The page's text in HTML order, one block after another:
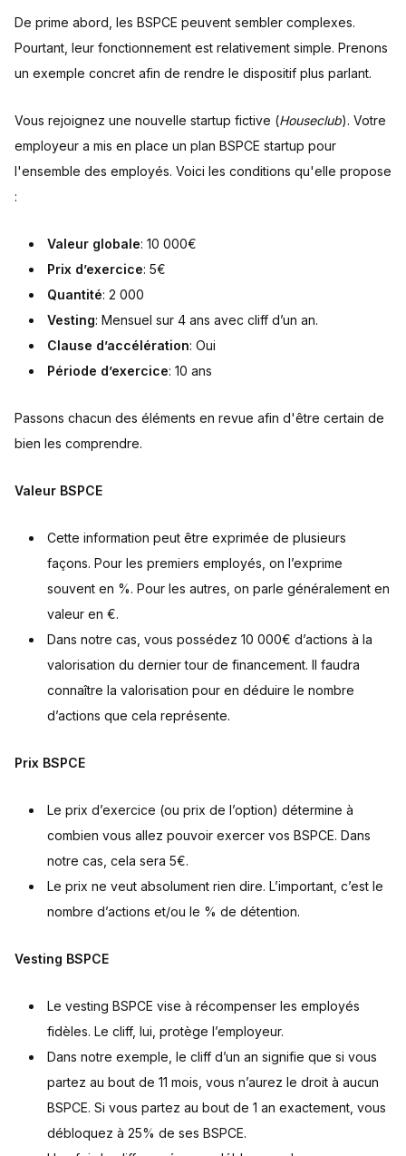
De prime abord, les BSPCE peuvent sembler complexes.
Pourtant, leur fonctionnement est relativement simple. Prenons
un exemple concret afin de rendre le dispositif plus parlant.
Vous rejoignez une nouvelle startup fictive (Houseclub). Votre
employeur a mis en place un plan BSPCE startup pour
l'ensemble des employés. Voici les conditions qu'elle propose
:
Valeur globale: 10 000€
Prix d’exercice: 5€
Quantité: 2 000
Vesting: Mensuel sur 4 ans avec cliff d’un an.
Clause d’accélération: Oui
Période d’exercice: 10 ans
Passons chacun des éléments en revue afin d'être certain de
bien les comprendre.
Valeur BSPCE
Cette information peut être exprimée de plusieurs
façons. Pour les premiers employés, on l’exprime
souvent en %. Pour les autres, on parle généralement en
valeur en €.
Dans notre cas, vous possédez 10 000€ d’actions à la
valorisation du dernier tour de financement. Il faudra
connaître la valorisation pour en déduire le nombre
d’actions que cela représente.
Prix BSPCE
Le prix d’exercice (ou prix de l’option) détermine à
combien vous allez pouvoir exercer vos BSPCE. Dans
notre cas, cela sera 5€.
Le prix ne veut absolument rien dire. L’important, c’est le
nombre d’actions et/ou le % de détention.
Vesting BSPCE
Le vesting BSPCE vise à récompenser les employés
fidèles. Le cliff, lui, protège l’employeur.
Dans notre exemple, le cliff d’un an signifie que si vous
partez au bout de 11 mois, vous n’aurez le droit à aucun
BSPCE. Si vous partez au bout de 1 an exactement, vous
débloquez à 25% de ses BSPCE.